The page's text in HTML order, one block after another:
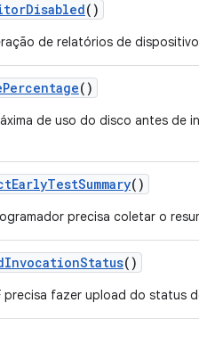
Disabled()
de relatórios de
Percentage()
de uso do disco antes de
EarlyTestSummary()
precisa coletar o
InvocationStatus()
precisa fazer upload do status